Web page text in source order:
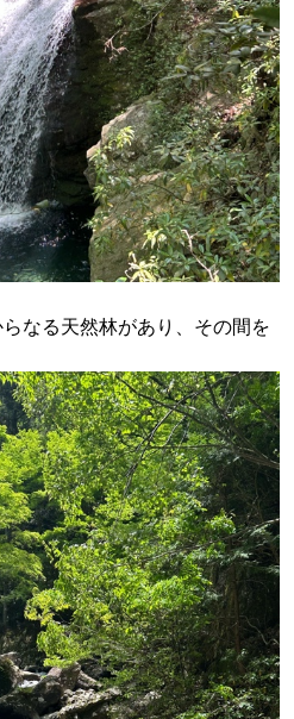
なる天然林があり、その間を